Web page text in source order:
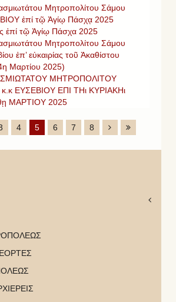
Μητροπολίτου Σάμου
ἐπί τῷ Ἁγίῳ Πάσχᾳ 2025
ἐπί τῷ Ἁγίῳ Πάσχα 2025
Μητροπολίτου Σάμου
ἐπ’ εὐκαιρίας τοῦ Ἀκαθίστου
Μαρτίου 2025)
ΜΗΤΡΟΠΟΛΙΤΟΥ
ΕΥΣΕΒΙΟΥ ΕΠΙ ΤΗι ΚΥΡΙΑΚΗι
ΜΑΡΤΙΟΥ 2025
4 5 6 7 8
ΕΟΡΤΕΣ